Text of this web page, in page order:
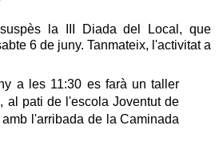
la III Diada del Local, que
6 de juny. Tanmateix, l'activitat a
a les 11:30 es farà un taller
al pati de l'escola Joventut de
l'arribada de la Caminada